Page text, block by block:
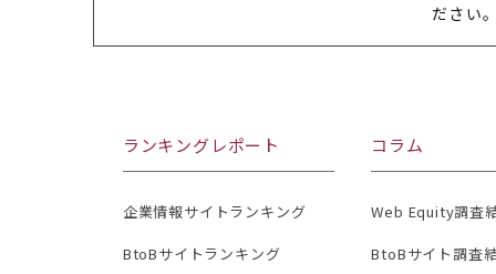
ださい。
ランキングレポート
企業情報サイトランキング
BtoBサイトランキング
コラム
Web Equity調査
BtoBサイト調査